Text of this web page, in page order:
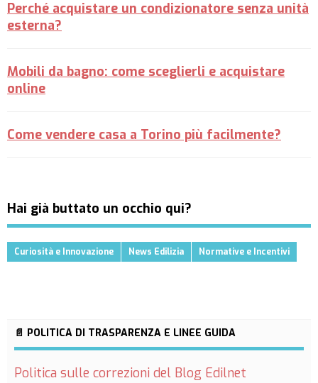
Perché acquistare un condizionatore senza unità
esterna?
Mobili da bagno: come sceglierli e acquistare
online
Come vendere casa a Torino più facilmente?
Hai già buttato un occhio qui?
Curiosità e Innovazione News Edilizia Normative e Incentivi
📄 POLITICA DI TRASPARENZA E LINEE GUIDA
Politica sulle correzioni del Blog Edilnet